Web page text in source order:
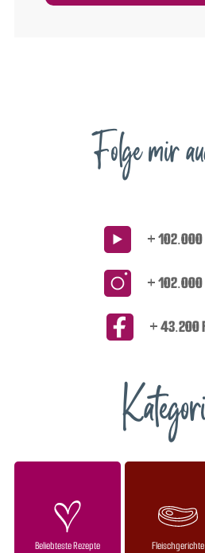
Folge mir
+
+
+ 43.200
Beliebteste Rezepte Fleischgerichte